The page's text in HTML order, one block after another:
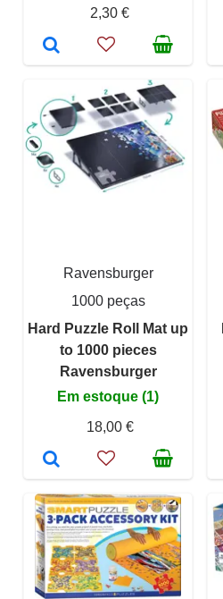
2,30 €
Ravensburger
1000 peças
Hard Puzzle Roll Mat up
to 1000 pieces
Ravensburger
Em estoque (1)
18,00 €